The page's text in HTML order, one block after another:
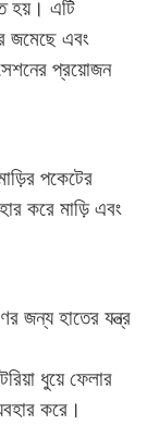
হয়। এটি
জমেছে এবং
প্রয়োজন
পকেটের
করে মাড়ি এবং
জন্য হাতের যন্ত্র
ধুয়ে ফেলার
করে।